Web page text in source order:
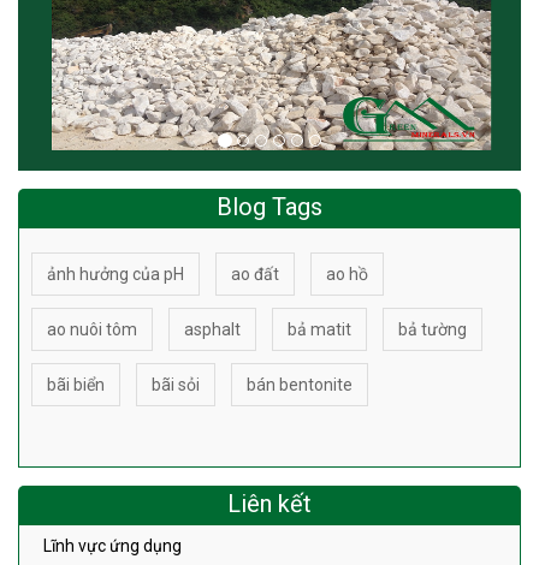
Blog Tags
ảnh hưởng của pH ao đất ao hồ
ao nuôi tôm asphalt bả matit bả tường
bãi biển bãi sỏi bán bentonite
Liên kết
Lĩnh vực ứng dụng